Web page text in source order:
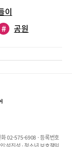
지막주 토요일 오
반스케쳐스 파
159 1층운영시간
사람들과 미술로
는 미술이 어렵게
치를 선택했다. 드
연습하면 나만의
작가나 다른 작가
을 만끽할 수 있는
갈대습지공원과
물드는 화랑유원
제는 사시사철 시
특히 가을 갈대꽃
가 됐다.평일엔
험기회도 제공된
2시에 진행되는
갈대습지공원 소
이
#
공원
02-575-6908 · 등록번호